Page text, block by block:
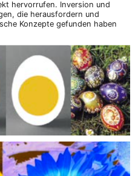
hervorrufen. Inversion und
die herausfordern und
Konzepte gefunden haben